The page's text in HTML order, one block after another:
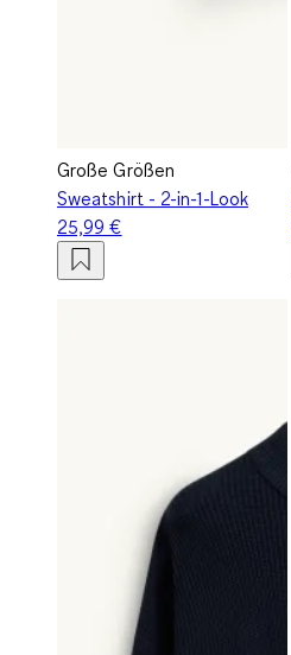
Große Größen
Sweatshirt - 2-in-1-Look
25,99 €